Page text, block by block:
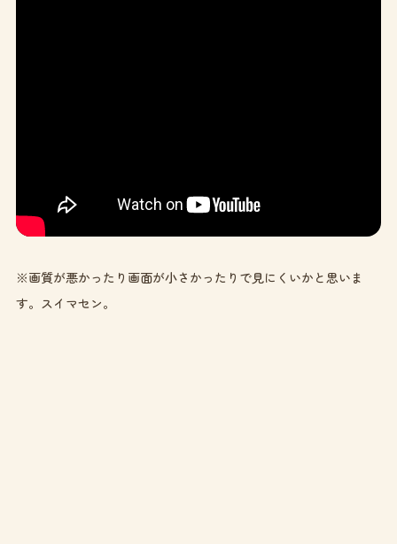
※画質が悪かったり画面が小さかったりで見にくいかと思いま
す。スイマセン。